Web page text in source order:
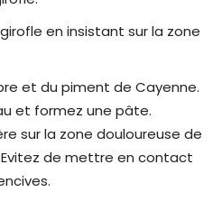
en insistant sur la zone
et du piment de Cayenne.
et formez une pâte.
sur la zone douloureuse de
de mettre en contact